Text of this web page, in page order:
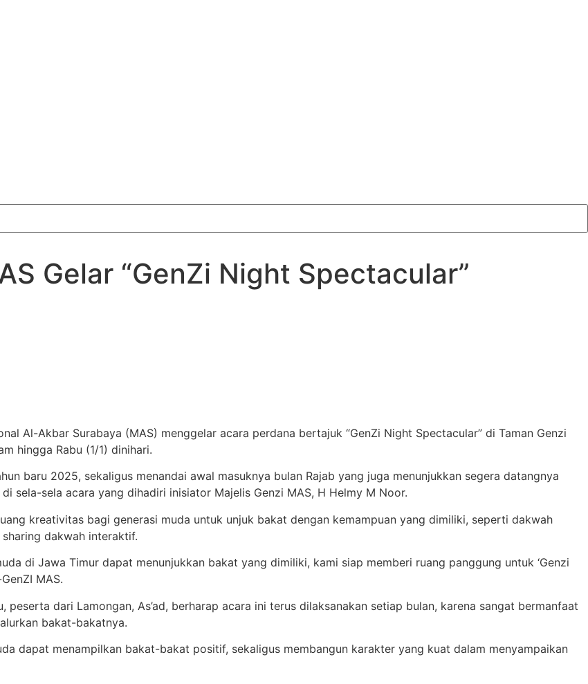
Gelar “GenZi Night Spectacular”
Al-Akbar Surabaya (MAS) menggelar acara perdana bertajuk “GenZi Night Spectacular” di Taman Genzi
hingga Rabu (1/1) dinihari.
baru 2025, sekaligus menandai awal masuknya bulan Rajab yang juga menunjukkan segera datangnya
sela-sela acara yang dihadiri inisiator Majelis Genzi MAS, H Helmy M Noor.
kreativitas bagi generasi muda untuk unjuk bakat dengan kemampuan yang dimiliki, seperti dakwah
dakwah interaktif.
di Jawa Timur dapat menunjukkan bakat yang dimiliki, kami siap memberi ruang panggung untuk ‘Genzi
MAS.
dari Lamongan, As’ad, berharap acara ini terus dilaksanakan setiap bulan, karena sangat bermanfaat
bakat-bakatnya.
dapat menampilkan bakat-bakat positif, sekaligus membangun karakter yang kuat dalam menyampaikan